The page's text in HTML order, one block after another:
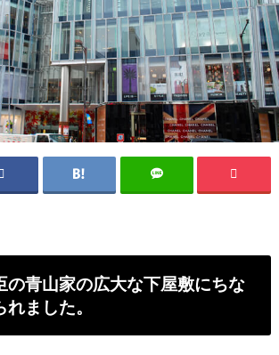
の青山家の広大な下屋敷にちな
ました。